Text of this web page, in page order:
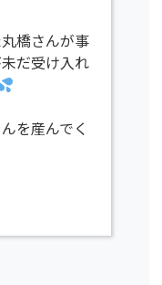
橋さんが事
だ受け入れ
を産んでく